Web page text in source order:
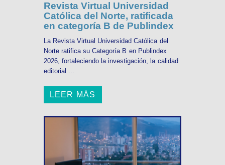
Revista Virtual Universidad
Católica del Norte, ratificada
en categoría B de Publindex
La Revista Virtual Universidad Católica del
Norte ratifica su Categoría B en Publindex
2026, fortaleciendo la investigación, la calidad
editorial ...
LEER MÁS